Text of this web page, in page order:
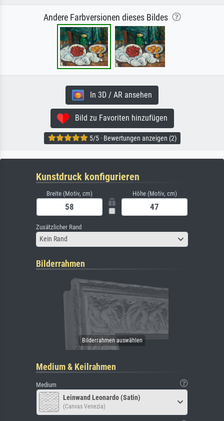
Andere Farbversionen dieses Bildes
In 3D / AR ansehen
Bild zu Favoriten hinzufügen
5/5 · Bewertungen anzeigen (2)
Kunstdruck konfigurieren
Breite (Motiv, cm) Höhe (Motiv, cm)
Zusätzlicher Rand
Kein Rand
Bilderrahmen
Medium & Keilrahmen
Medium
Leinwand Leonardo (Satin)
(Canvas Venezia)